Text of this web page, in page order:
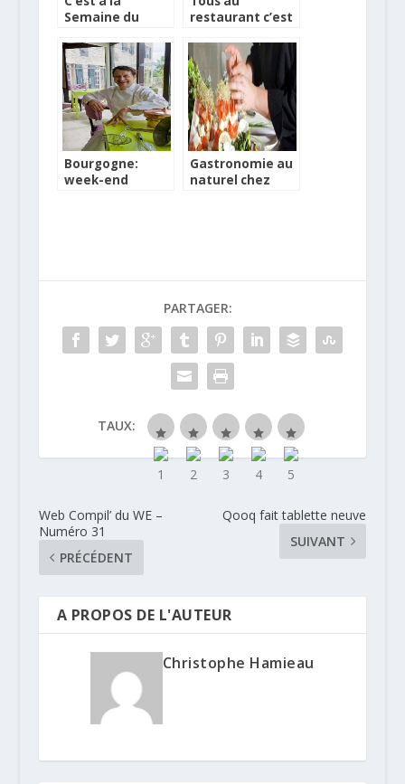
Semaine du
année
restaurant c’est
Bourgogne:
week-end
Gastronomie au
naturel chez
PARTAGER:
TAUX:
Web Compil’ du WE –
Numéro 31
PRÉCÉDENT
Qooq fait tablette neuve
SUIVANT
A PROPOS DE L'AUTEUR
Christophe Hamieau